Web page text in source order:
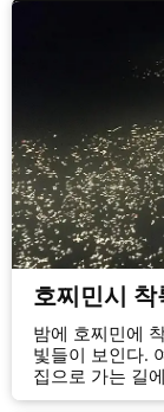
분주해집니다.
공기를 만끽하
호찌민시
밤에 호찌민에
빛들이 보인다.
집으로 가는 길
한다. 물론 나